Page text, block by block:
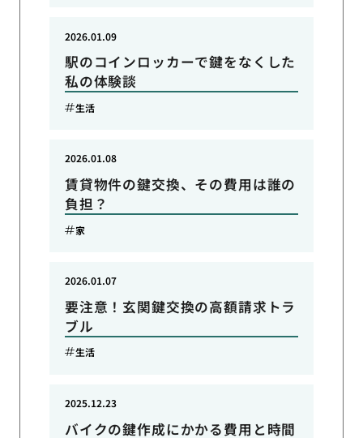
駅のコインロッカーで鍵をなくした
私の体験談
2026.01.09
生活
賃貸物件の鍵交換、その費用は誰の
負担？
2026.01.08
家
要注意！玄関鍵交換の高額請求トラ
ブル
2026.01.07
生活
バイクの鍵作成にかかる費用と時間
2025.12.23